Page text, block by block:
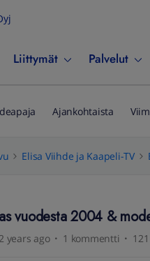
Liittymät Palvelut
Ajankohtaista
Elisa Viihde ja Kaapeli-TV
vuodesta 2004 &
years ago 1 kommentti